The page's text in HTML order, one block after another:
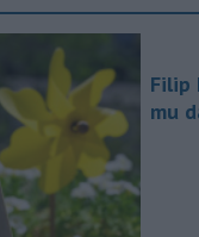
Filip
mu